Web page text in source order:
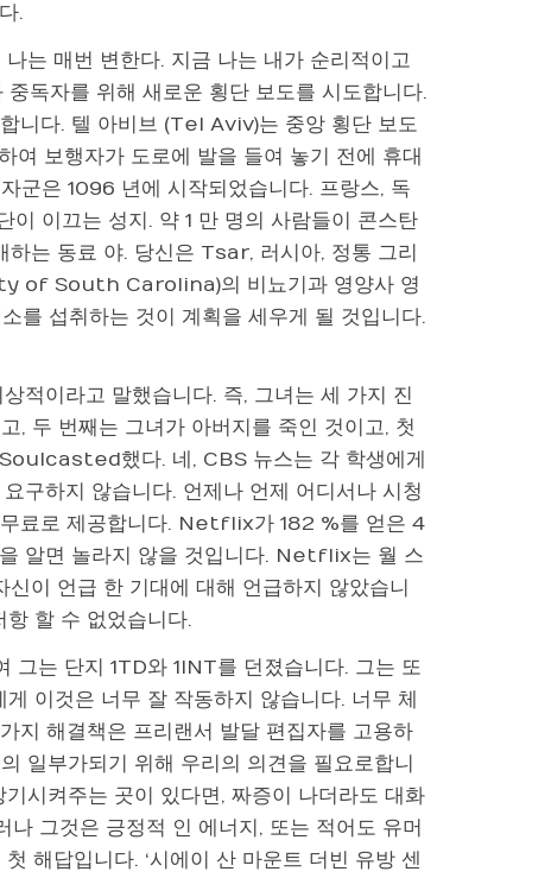
.
는 매번 변한다. 지금 나는 내가 순리적이고
독자를 위해 새로운 횡단 보도를 시도합니다.
니다. 텔 아비브 (Tel Aviv)는 중앙 횡단 보도
여 보행자가 도로에 발을 들여 놓기 전에 휴대
군은 1096 년에 시작되었습니다. 프랑스, ​​독
이끄는 성지. 약 1 만 명의 사람들이 콘스탄
하는 동료 야. 당신은 Tsar, 러시아, 정통 그리
of South Carolina)의 비뇨기과 영양사 영
섭취하는 것이 계획을 세우게 될 것입니다.
이라고 말했습니다. 즉, 그녀는 세 가지 진
, 두 번째는 그녀가 아버지를 죽인 것이고, 첫
했다. 네, CBS 뉴스는 각 학생에게
구하지 않습니다. 언제나 언제 어디서나 시청
료로 제공합니다. Netflix가 182 %를 얻은 4
알면 놀라지 않을 것입니다. Netflix는 월 스
이 언급 한 기대에 대해 언급하지 않았습니
할 수 없었습니다.
그는 단지 1TD와 1INT를 던졌습니다. 그는 또
이것은 너무 잘 작동하지 않습니다. 너무 체
지 해결책은 프리랜서 발달 편집자를 고용하
일부가되기 위해 우리의 의견을 필요로합니
시켜주는 곳이 있다면, 짜증이 나더라도 대화
그것은 긍정적 인 에너지, 또는 적어도 유머
해답입니다. ‘시에이 산 마운트 더빈 유방 센